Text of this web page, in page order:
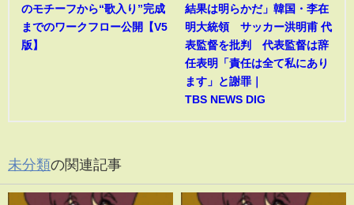
のモチーフから“歌入り”完成
までのワークフロー公開【V5
版】
結果は明らかだ」韓国・李在
明大統領 サッカー洪明甫 代
表監督を批判 代表監督は辞
任表明「責任は全て私にあり
ます」と謝罪｜
TBS NEWS DIG
未分類の関連記事